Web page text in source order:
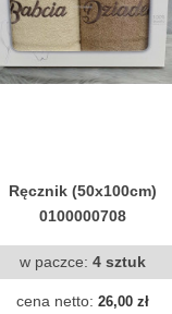
Ręcznik (50x100cm)
0100000708
w paczce: 4 sztuk
cena netto: 26,00 zł